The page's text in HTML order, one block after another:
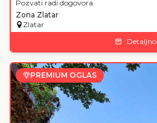
Pozvati radi dogovora
Zona Zlatar
Zlatar
Detaljno
PREMIUM OGLAS